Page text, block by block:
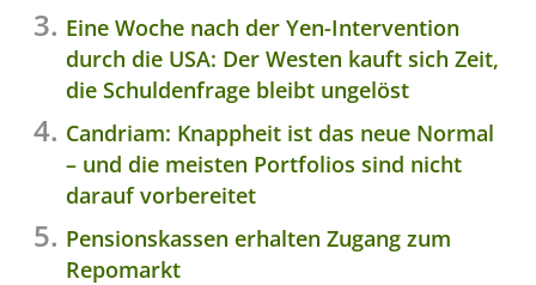
Eine Woche nach der Yen-Intervention
durch die USA: Der Westen kauft sich Zeit,
die Schuldenfrage bleibt ungelöst
Candriam: Knappheit ist das neue Normal
– und die meisten Portfolios sind nicht
darauf vorbereitet
Pensionskassen erhalten Zugang zum
Repomarkt